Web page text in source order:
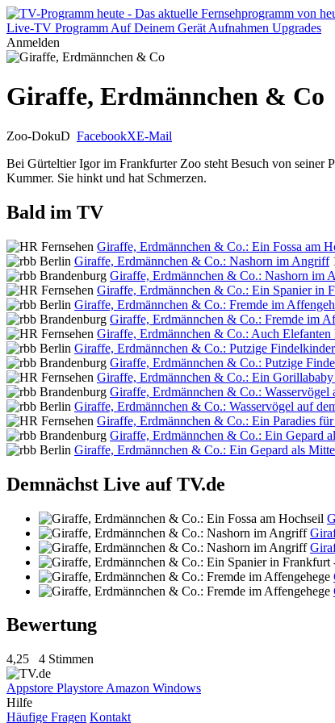
Live-TV Programm Auf Deinem Gerät Aufnahmen Upgrades
Anmelden
Giraffe, Erdmännchen & Co
Zoo-DokuD FacebookXE-Mail
Bei Gürteltier Igor im Frankfurter Zoo steht Besuch von seiner
Kummer. Sie hinkt und hat Schmerzen.
Bald im TV
Giraffe, Erdmännchen & Co.: Ein Fossa am
Giraffe, Erdmännchen & Co.: Nashorn im Angriff
Giraffe, Erdmännchen & Co.: Nashorn im
Giraffe, Erdmännchen & Co.: Ein Spanier in
Giraffe, Erdmännchen & Co.: Fremde im
Giraffe, Erdmännchen & Co.: Fremde im
Giraffe, Erdmännchen & Co.: Auch Elefanten
Giraffe, Erdmännchen & Co.: Putzige Findelkinder
Giraffe, Erdmännchen & Co.: Putzige
Giraffe, Erdmännchen & Co.: Ein Gorillababy
Giraffe, Erdmännchen & Co.: Wasservögel
Giraffe, Erdmännchen & Co.: Wasservögel auf
Giraffe, Erdmännchen & Co.: Ein Paradies
Giraffe, Erdmännchen & Co.: Ein Gepard
Giraffe, Erdmännchen & Co.: Ein Gepard als
Demnächst Live auf TV.de
Bewertung
4,25 4 Stimmen
Appstore Playstore Amazon Windows
Hilfe
Häufige Fragen Kontakt